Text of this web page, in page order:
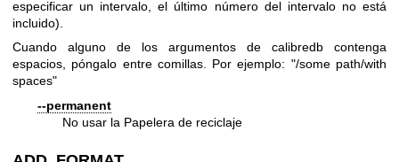
especificar un intervalo, el último número del intervalo no está
incluido).
Cuando alguno de los argumentos de calibredb contenga
espacios, póngalo entre comillas. Por ejemplo: "/some path/with
spaces"
--permanent
No usar la Papelera de reciclaje